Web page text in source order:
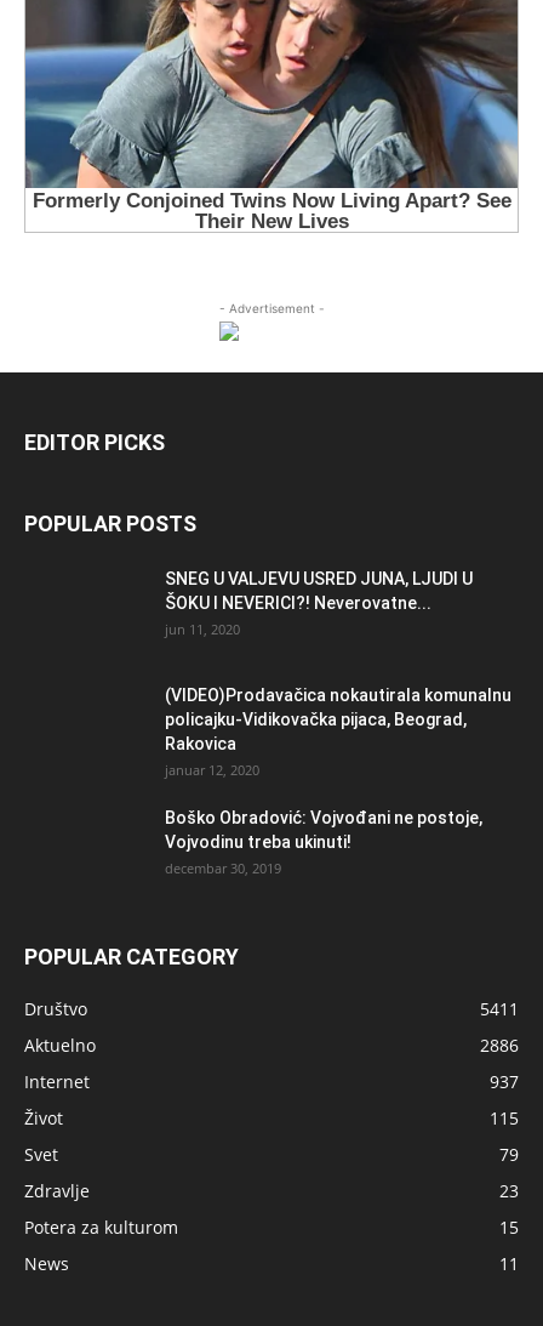
- Advertisement -
EDITOR PICKS
POPULAR POSTS
SNEG U VALJEVU USRED JUNA, LJUDI U
ŠOKU I NEVERICI?! Neverovatne...
jun 11, 2020
(VIDEO)Prodavačica nokautirala komunalnu
policajku-Vidikovačka pijaca, Beograd,
Rakovica
januar 12, 2020
Boško Obradović: Vojvođani ne postoje,
Vojvodinu treba ukinuti!
decembar 30, 2019
POPULAR CATEGORY
Društvo
5411
Aktuelno
2886
Internet
937
Život
115
Svet
79
Zdravlje
23
Potera za kulturom
15
News
11